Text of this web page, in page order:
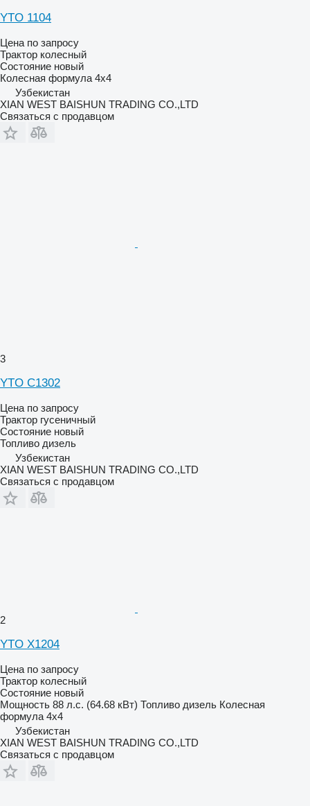
YTO 1104
Цена по запросу
Трактор колесный
Состояние новый
Колесная формула 4x4
Узбекистан
XIAN WEST BAISHUN TRADING CO.,LTD
Связаться с продавцом
3
YTO C1302
Цена по запросу
Трактор гусеничный
Состояние новый
Топливо дизель
Узбекистан
XIAN WEST BAISHUN TRADING CO.,LTD
Связаться с продавцом
2
YTO X1204
Цена по запросу
Трактор колесный
Состояние новый
Мощность 88 л.с. (64.68 кВт) Топливо дизель Колесная
формула 4x4
Узбекистан
XIAN WEST BAISHUN TRADING CO.,LTD
Связаться с продавцом